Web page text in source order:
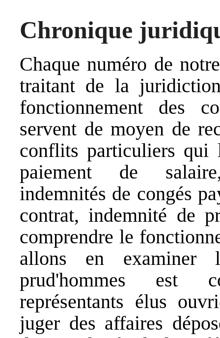
Chronique
Chaque numéro de
traitant de la
fonctionnement des
servent de moyen de
conflits particuliers qui
paiement de
indemnités de congés
contrat, indemnité de
comprendre le
allons en examiner
prud'hommes est
représentants élus
juger des affaires